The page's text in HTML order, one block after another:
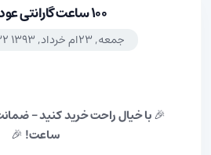
100 ساعت گارانتی عودت وجه
جمعه, 23ام خرداد, 1393 at 15:32ب.ظ
🎉
ساعت! 🎉